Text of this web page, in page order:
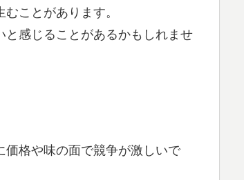
ことがあります。
感じることがあるかもしれませ
格や味の面で競争が激しいで